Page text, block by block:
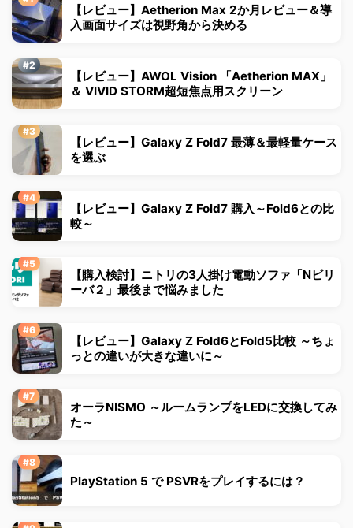
【レビュー】Aetherion Max 2か月レビュー＆導
入画面サイズは視野角から決める
【レビュー】AWOL Vision 「Aetherion MAX」
＆ VIVID STORM超短焦点用スクリーン
【レビュー】Galaxy Z Fold7 最薄＆最軽量ケース
を選ぶ
【レビュー】Galaxy Z Fold7 購入～Fold6との比
較～
【購入検討】ニトリの3人掛け電動ソファ「Nビリ
ーバ２」最後まで悩みました
【レビュー】Galaxy Z Fold6とFold5比較 ～ちょ
っとの違いが大きな違いに～
オーラNISMO ～ルームランプをLEDに交換してみ
た～
PlayStation 5 で PSVRをプレイするには？